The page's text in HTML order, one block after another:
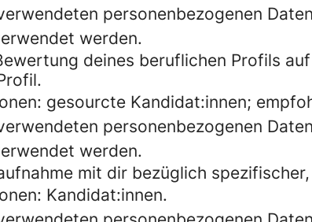
personenbezogenen
werden.
deines beruflichen Profils
gesourcte Kandidat:innen;
personenbezogenen
werden.
mit dir bezüglich
Kandidat:innen.